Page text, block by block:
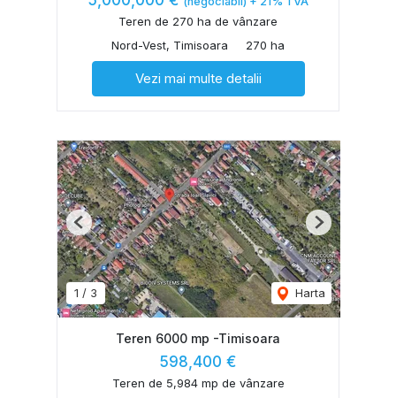
Teren de 270 ha de vânzare
Nord-Vest, Timisoara
270 ha
Vezi mai multe detalii
1 / 3 Harta
Previous Next
Teren 6000 mp -Timisoara
598,400 €
Teren de 5,984 mp de vânzare